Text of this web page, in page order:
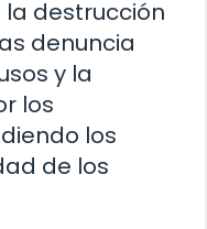
la destrucción
denuncia
y la
los
los
de los